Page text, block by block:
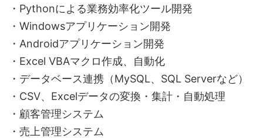
・Pythonによる業務効率化ツール開発
・Windowsアプリケーション開発
・Androidアプリケーション開発
・Excel VBAマクロ作成、自動化
・データベース連携（MySQL、SQL Serverなど）
・CSV、Excelデータの変換・集計・自動処理
・顧客管理システム
・売上管理システム